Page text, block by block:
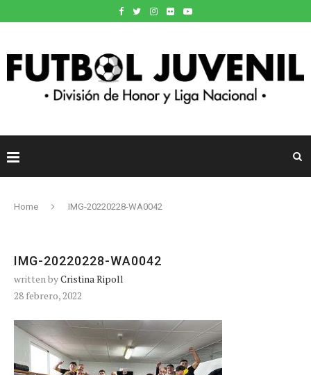
Home IMG-20220228-WA0042
IMG-20220228-WA0042
written byCristina Ripoll
28 febrero, 2022